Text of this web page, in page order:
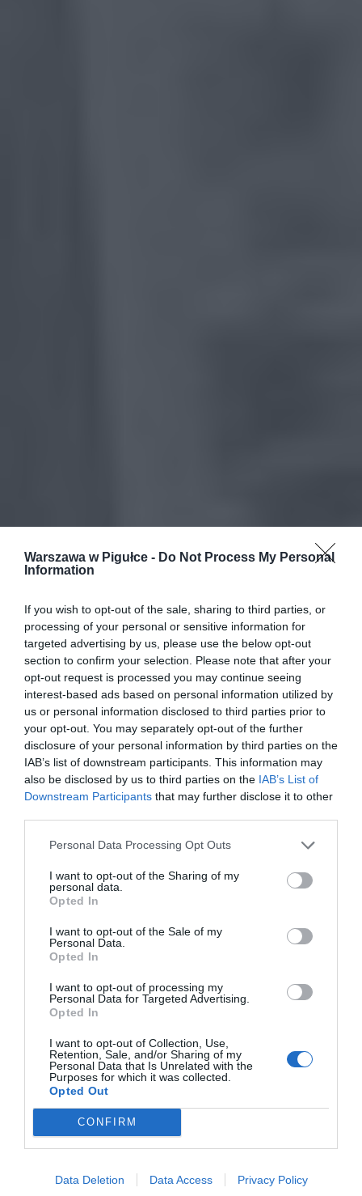
Warszawa w Pigułce - Do Not Process My Personal
Information
If you wish to opt-out of the sale, sharing to third parties, or
processing of your personal or sensitive information for
targeted advertising by us, please use the below opt-out
section to confirm your selection. Please note that after your
opt-out request is processed you may continue seeing
interest-based ads based on personal information utilized by
us or personal information disclosed to third parties prior to
your opt-out. You may separately opt-out of the further
disclosure of your personal information by third parties on the
IAB’s list of downstream participants. This information may
also be disclosed by us to third parties on the IAB’s List of
Downstream Participants that may further disclose it to other
Personal Data Processing Opt Outs
I want to opt-out of the Sharing of my
personal data.
Opted In
I want to opt-out of the Sale of my
Personal Data.
Opted In
I want to opt-out of processing my
Personal Data for Targeted Advertising.
Opted In
I want to opt-out of Collection, Use,
Retention, Sale, and/or Sharing of my
Personal Data that Is Unrelated with the
Purposes for which it was collected.
Opted Out
CONFIRM
Data Deletion Data Access Privacy Policy